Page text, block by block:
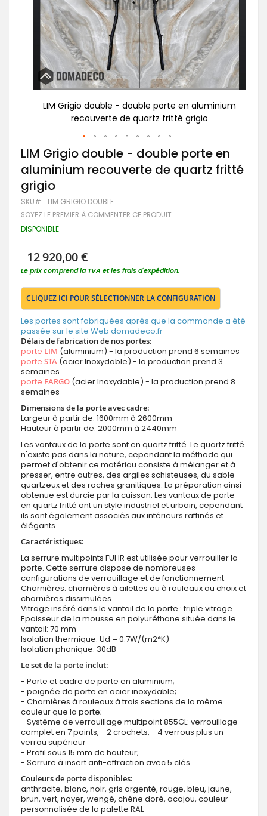
LIM Grigio double - double porte en aluminium
recouverte de quartz fritté grigio
Passer
au
début
de
la
Galerie
d’images
LIM Grigio double - double porte en
aluminium recouverte de quartz fritté
grigio
SKU LIM GRIGIO DOUBLE
SOYEZ LE PREMIER À COMMENTER CE PRODUIT
DISPONIBLE
12 920,00 €
Le prix comprend la TVA et les frais d'expédition.
CLIQUEZ ICI POUR SÉLECTIONNER LA CONFIGURATION
Les portes sont fabriquées après que la commande a été
passée sur le site Web domadeco.fr
Délais de fabrication de nos portes:
porte LIM (aluminium) - la production prend 6 semaines
porte STA (acier Inoxydable) - la production prend 3
semaines
porte FARGO (acier Inoxydable) - la production prend 8
semaines
Dimensions de la porte avec cadre:
Largeur à partir de: 1600mm à 2600mm
Hauteur à partir de: 2000mm à 2440mm
Les vantaux de la porte sont en quartz fritté. Le quartz fritté
n'existe pas dans la nature, cependant la méthode qui
permet d'obtenir ce matériau consiste à mélanger et à
presser, entre autres, des argiles schisteuses, du sable
quartzeux et des roches granitiques. La préparation ainsi
obtenue est durcie par la cuisson. Les vantaux de porte
en quartz fritté ont un style industriel et urbain, cependant
ils sont également associés aux intérieurs raffinés et
élégants.
Caractéristiques:
La serrure multipoints FUHR est utilisée pour verrouiller la
porte. Cette serrure dispose de nombreuses
configurations de verrouillage et de fonctionnement.
Charnières: charnières à ailettes ou à rouleaux au choix et
charnières dissimulées.
Vitrage inséré dans le vantail de la porte : triple vitrage
Epaisseur de la mousse en polyuréthane située dans le
vantail: 70 mm
Isolation thermique: Ud = 0.7W/(m2*K)
Isolation phonique: 30dB
Le set de la porte inclut:
- Porte et cadre de porte en aluminium;
- poignée de porte en acier inoxydable;
- Charnières à rouleaux à trois sections de la même
couleur que la porte;
- Système de verrouillage multipoint 855GL: verrouillage
complet en 7 points, - 2 crochets, - 4 verrous plus un
verrou supérieur
- Profil sous 15 mm de hauteur;
- Serrure à insert anti-effraction avec 5 clés
Couleurs de porte disponibles:
anthracite, blanc, noir, gris argenté, rouge, bleu, jaune,
brun, vert, noyer, wengé, chêne doré, acajou, couleur
personnalisée de la palette RAL